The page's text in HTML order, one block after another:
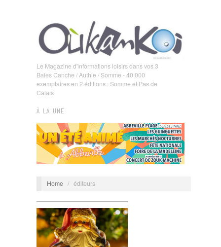
Le Magazine d'informations loisirs dans vos 3
Baies Canche / Authie / Somme - 40 000
exemplaires en 2 éditions : Somme et Pas de
Calais
À LA UNE
Home / éditeurs